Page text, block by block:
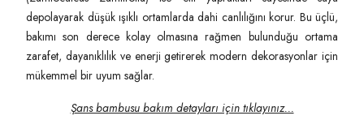
depolayarak düşük ışıklı ortamlarda dahi canlılığını korur. Bu üçlü,
bakımı son derece kolay olmasına rağmen bulunduğu ortama
zarafet, dayanıklılık ve enerji getirerek modern dekorasyonlar için
mükemmel bir uyum sağlar.
Şans bambusu bakım detayları için tıklayınız...